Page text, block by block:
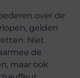
over de
gelden
Niet
de
maar ook